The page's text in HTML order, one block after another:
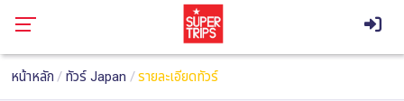
หน้าหลัก ทัวร์ Japan รายละเอียดทัวร์